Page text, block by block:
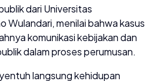
dari Universitas
Wulandari, menilai bahwa kasus
komunikasi kebijakan dan
dalam proses perumusan.
langsung kehidupan